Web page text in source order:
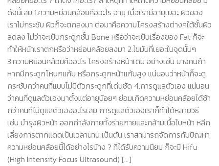
ดังนี้เลย 1.ความหย่อนคล้อยคืออะไร อายุ เมื่อเรามีอายุเยอะ ผิวของ
เราไม่กระชับ ผิวก็จะตกลงมา ต่อมาคือความโครงสร้างต่างๆใต้ชั้นผิว
ลดลง ไม่ว่าจะเป็นกระดูกชั้น Bone หรือว่าจะเป็นเรื่องของ Fat ก็จะ
ทำให้หน้าเราตกหรือว่าหย่อนคล้อยลงมา 2.ไขมันที่เยอะในจุดนั้นๆ
3.ความหย่อนคล้อยคืออะไร โครงสร้างหน้าเดิม อย่างเช่น บางคนถ้า
หากมีกระดูกโหนกแก้ม หรือกระดูกหน้าแก้มสูง แน่นอนว่าหน้าก็จะดู
กระชับกว่าคนที่แบบไม่มีตัวกระดูกที่เด่นชัด 4.การดูแลตัวเอง แน่นอน
ว่าคนที่ดูแลตัวเองมาตั้งแต่อายุน้อยๆ ย่อมเกิดความหย่อนคล้อยได้ช้า
กว่าคนที่ไม่ดูแลตัวเองอะไรเลย การดูแลตัวเองเราก็ทำได้หลายวิธี
เช่น บำรุงผิวหน้า ออกกำลังกายทั้งร่ายกายและกล้ามเนื้อใบหน้า หลีก
เลี่ยงการตากแดดเป็นเวลานาน เป็นต้น เราสามารถจัดการกับปัญหา
ความหย่อนคล้อยนี้ได้อย่างไรบ้าง ? ที่ได้รับความนิยม ก็จะมี Hifu
(High Intensity Focus Ultrasound) […]